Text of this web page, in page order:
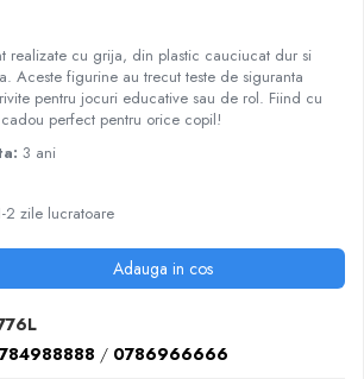
copii
realizate cu grija, din plastic cauciucat dur si
Aceste figurine au trecut teste de siguranta
pentru jocuri educative sau de rol. Fiind cu
perfect pentru orice copil!
3 ani
2 zile lucratoare
Adauga in cos
/ 0786966666